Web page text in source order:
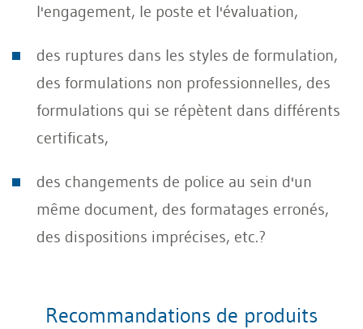
l'engagement, le poste et l'évaluation,
des ruptures dans les styles de formulation,
des formulations non professionnelles, des
formulations qui se répètent dans différents
certificats,
des changements de police au sein d'un
même document, des formatages erronés,
des dispositions imprécises, etc.?
Recommandations de produits